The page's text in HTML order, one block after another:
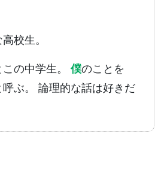
校生。
の中学生。 僕のことを
呼ぶ。 論理的な話は好きだ